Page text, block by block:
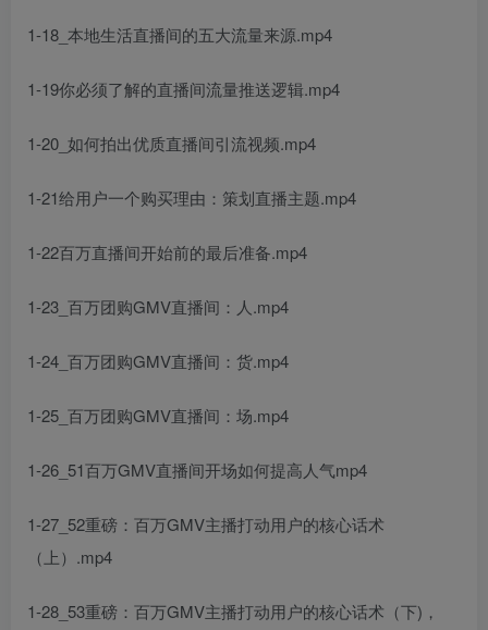
1-18_本地生活直播间的五大流量来源.mp4
1-19你必须了解的直播间流量推送逻辑.mp4
1-20_如何拍出优质直播间引流视频.mp4
1-21给用户一个购买理由：策划直播主题.mp4
1-22百万直播间开始前的最后准备.mp4
1-23_百万团购GMV直播间：人.mp4
1-24_百万团购GMV直播间：货.mp4
1-25_百万团购GMV直播间：场.mp4
1-26_51百万GMV直播间开场如何提高人气mp4
1-27_52重磅：百万GMV主播打动用户的核心话术
（上）.mp4
1-28_53重磅：百万GMV主播打动用户的核心话术（下)，